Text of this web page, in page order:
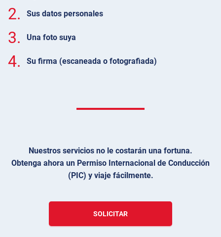
2. Sus datos personales
3. Una foto suya
4. Su firma (escaneada o fotografiada)
Nuestros servicios no le costarán una fortuna.
Obtenga ahora un Permiso Internacional de Conducción
(PIC) y viaje fácilmente.
SOLICITAR